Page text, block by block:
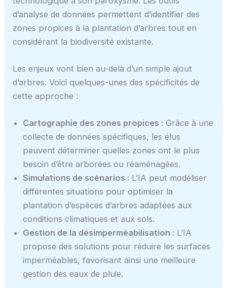
d’analyse de données permettent d’identifier des
zones propices à la plantation d’arbres tout en
considérant la biodiversité existante.
Les enjeux vont bien au-delà d’un simple ajout
d’arbres. Voici quelques-unes des spécificités de
cette approche :
Cartographie des zones propices : Grâce à une
collecte de données spécifiques, les élus
peuvent déterminer quelles zones ont le plus
besoin d’être arborées ou réaménagées.
Simulations de scénarios : L’IA peut modéliser
différentes situations pour optimiser la
plantation d’espèces d’arbres adaptées aux
conditions climatiques et aux sols.
Gestion de la désimperméabilisation : L’IA
propose des solutions pour réduire les surfaces
imperméables, favorisant ainsi une meilleure
gestion des eaux de pluie.